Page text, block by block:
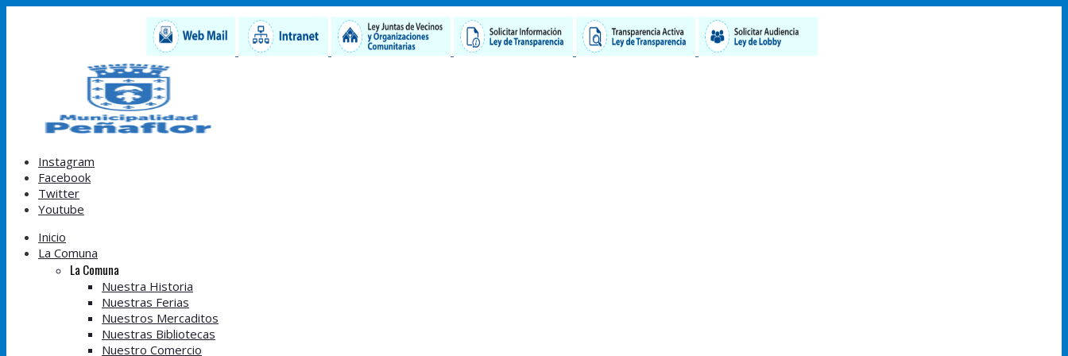
Instagram
Facebook
Twitter
Youtube
Inicio
La Comuna
La Comuna
Nuestra Historia
Nuestras Ferias
Nuestros Mercaditos
Nuestras Bibliotecas
Nuestro Comercio